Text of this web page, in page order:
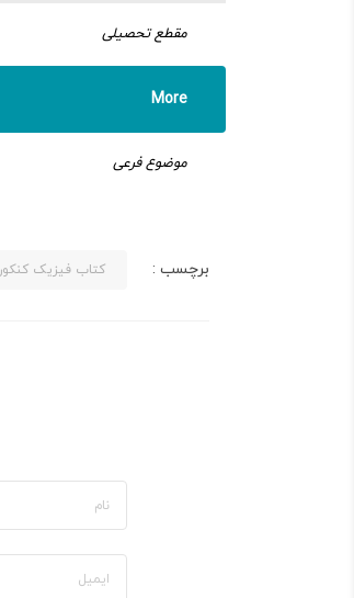
مقطع تحصیلی
More
موضوع فرعی
برچسب : کتاب فیزیک کنکور